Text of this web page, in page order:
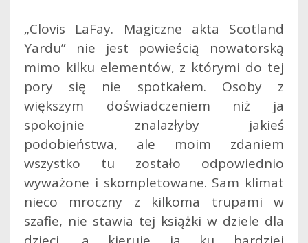
„Clovis LaFay. Magiczne akta Scotland
Yardu” nie jest powieścią nowatorską
mimo kilku elementów, z którymi do tej
pory się nie spotkałem. Osoby z
większym doświadczeniem niż ja
spokojnie znalazłyby jakieś
podobieństwa, ale moim zdaniem
wszystko tu zostało odpowiednio
wyważone i skompletowane. Sam klimat
nieco mroczny z kilkoma trupami w
szafie, nie stawia tej książki w dziele dla